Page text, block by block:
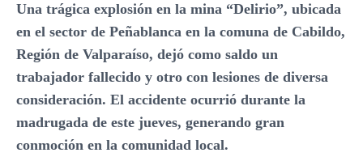
Una trágica explosión en la mina “Delirio”, ubicada
en el sector de Peñablanca en la comuna de Cabildo,
Región de Valparaíso, dejó como saldo un
trabajador fallecido y otro con lesiones de diversa
consideración. El accidente ocurrió durante la
madrugada de este jueves, generando gran
conmoción en la comunidad local.